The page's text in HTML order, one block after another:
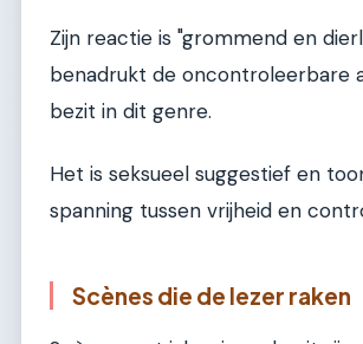
Zijn reactie is "grommend en
benadrukt de oncontroleerbare
bezit in dit genre.
Het is seksueel suggestief en
spanning tussen vrijheid en
Scènes die de lezer raken